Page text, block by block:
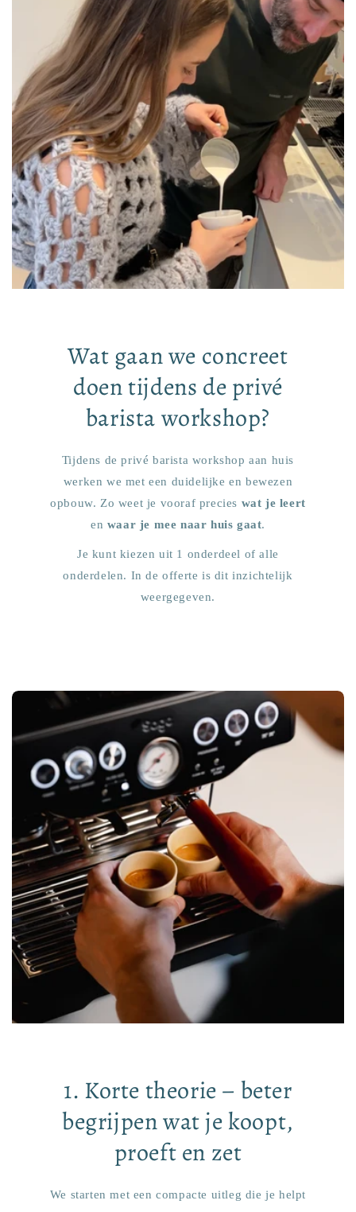
Wat gaan we concreet
doen tijdens de privé
barista workshop?
Tijdens de privé barista workshop aan huis
werken we met een duidelijke en bewezen
opbouw. Zo weet je vooraf precies wat je leert
en waar je mee naar huis gaat.
Je kunt kiezen uit 1 onderdeel of alle
onderdelen. In de offerte is dit inzichtelijk
weergegeven.
1. Korte theorie – beter
begrijpen wat je koopt,
proeft en zet
We starten met een compacte uitleg die je helpt